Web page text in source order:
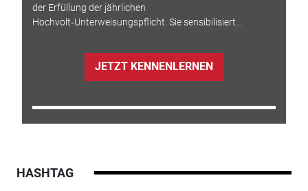
der Erfüllung der jährlichen
Hochvolt‑Unterweisungspflicht. Sie sensibilisiert...
JETZT KENNENLERNEN
HASHTAG